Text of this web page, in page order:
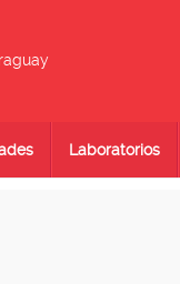
Laboratorios